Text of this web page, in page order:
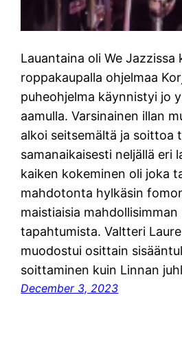
Lauantaina oli We Jazzissa
roppakaupalla ohjelmaa
puheohjelma käynnistyi jo
aamulla. Varsinainen illan
alkoi seitsemältä ja soittoa
samanaikaisesti neljällä eri
kaiken kokeminen oli joka
mahdotonta hylkäsin
maistiaisia mahdollisimman
tapahtumista. Valtteri
muodostui osittain
soittaminen kuin Linnan
December 3, 2023